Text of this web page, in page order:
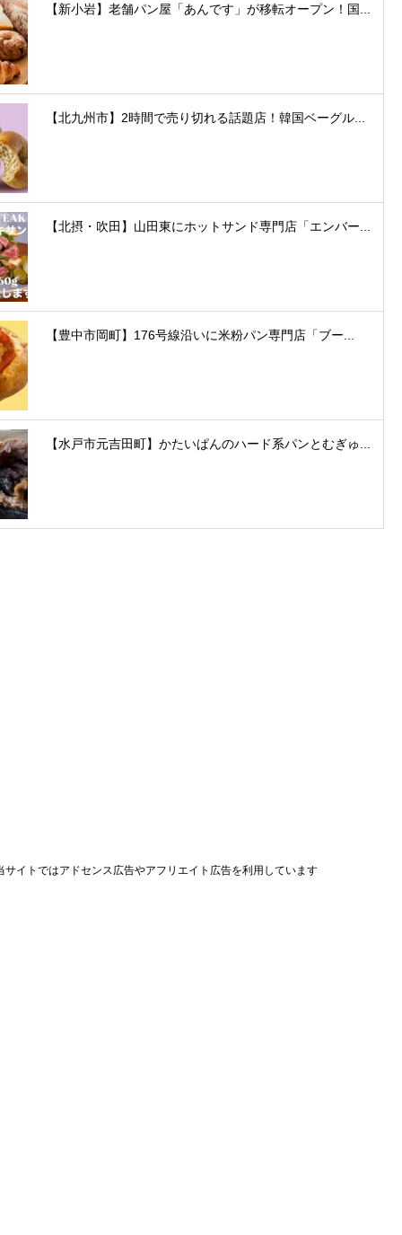
【新小岩】老舗パン屋「あんです」が移転オープン！国...
【北九州市】2時間で売り切れる話題店！韓国ベーグル...
【北摂・吹田】山田東にホットサンド専門店「エンバー...
【豊中市岡町】176号線沿いに米粉パン専門店「ブー...
【水戸市元吉田町】かたいぱんのハード系パンとむぎゅ...
サイトではアドセンス広告やアフリエイト広告を利用しています